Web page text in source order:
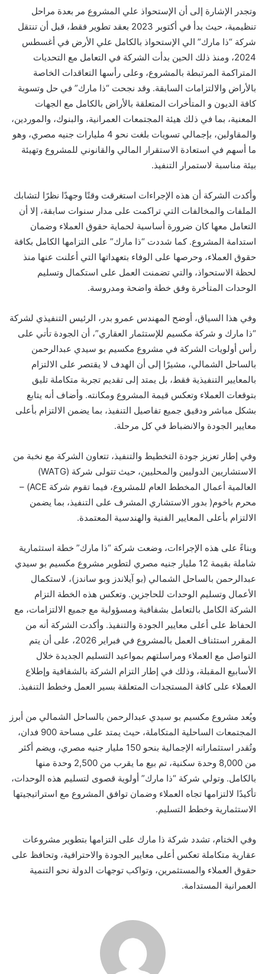
وتجدر الإشارة إلى أن الإستحواذ علي المشروع مر بعدة مراحل
تنظيمية، حيث بدأ في أكتوبر 2023 بعقد تطوير فقط، قبل أن تنتقل
شركة “ذا مارك” الي الإستحواذ بالكامل علي الأرض في أغسطس
2024، ومنذ ذلك الحين بدأت الشركة في التعامل مع التحديات
المتراكمة المرتبطة بالمشروع، وعلى رأسها التعاقدات الخاصة
بالأراض والالتزامات السابقة. وقد نجحت “ذا مارك” في حل وتسوية
كافة الديون و المتأخرات المتعلقة بالأراض بالكامل مع الجهات
المعنية، بما في ذلك هيئة المجتمعات العمرانية، والبنوك، والموردين،
والمقاولين، بإجمالي تسويات بلغت نحو 4 مليارات جنيه مصري، وهو
ما أسهم في استعادة الاستقرار المالي والقانوني للمشروع وتهيئة
بيئة مناسبة لاستمرار التنفيذ.
وأكدت الشركة أن هذه الإجراءات استغرقت وقتًا وجهدًا نظرًا لتشابك
الملفات والمخالفات التي تراكمت على مدار سنوات سابقة، إلا أن
التعامل معها كان ضرورة أساسية لحماية حقوق العملاء وضمان
استدامة المشروع. كما شددت “ذا مارك” على التزامها الكامل بكافة
حقوق العملاء، وحرصها على الوفاء بتعهداتها التي أعلنت عنها منذ
لحظة الاستحواذ، والتي تضمنت العمل على استكمال وتسليم
الوحدات المتأخرة وفق خطة واضحة ومدروسة.
وفي هذا السياق، أوضح المهندس عمرو بدر، الرئيس التنفيذي لشركة
“ذا مارك و شركة مكسيم للإستثمار العقاري”، أن الجودة تأتي على
رأس أولويات الشركة في مشروع مكسيم بو سيدي عبدالرحمن
بالساحل الشمالي، مشيرًا إلى أن الهدف لا يقتصر على الالتزام
بالمعايير التنفيذية فقط، بل يمتد إلى تقديم تجربة متكاملة تليق
بتوقعات العملاء وتعكس قيمة المشروع ومكانته. وأضاف أنه يتابع
بشكل مباشر ودقيق جميع تفاصيل التنفيذ، بما يضمن الالتزام بأعلى
معايير الجودة والانضباط في كل مرحلة.
وفي إطار تعزيز جودة التخطيط والتنفيذ، تتعاون الشركة مع نخبة من
الاستشاريين الدوليين والمحليين، حيث تتولى شركة (WATG)
العالمية أعمال المخطط العام للمشروع، فيما تقوم شركة ACE) –
محرم باخوم( بدور الاستشاري المشرف على التنفيذ، بما يضمن
الالتزام بأعلى المعايير الفنية والهندسية المعتمدة.
وبناءً على هذه الإجراءات، وضعت شركة “ذا مارك” خطة استثمارية
شاملة بقيمة 12 مليار جنيه مصري لتطوير مشروع مكسيم بو سيدي
عبدالرحمن بالساحل الشمالي (بو آيلاندز وبو ساندز)، لاستكمال
الأعمال وتسليم الوحدات للحاجزين. وتعكس هذه الخطة التزام
الشركة الكامل بالتعامل بشفافية ومسؤولية مع جميع الالتزامات، مع
الحفاظ على أعلى معايير الجودة والتنفيذ. وأكدت الشركة أنه من
المقرر استئناف العمل بالمشروع في فبراير 2026، على أن يتم
التواصل مع العملاء ومراسلتهم بمواعيد التسليم الجديدة خلال
الأسابيع المقبلة، وذلك في إطار التزام الشركة بالشفافية وإطلاع
العملاء على كافة المستجدات المتعلقة بسير العمل وخطط التنفيذ.
ويُعد مشروع مكسيم بو سيدي عبدالرحمن بالساحل الشمالي من أبرز
المجتمعات الساحلية المتكاملة، حيث يمتد على مساحة 900 فدان،
وتُقدر استثماراته الإجمالية بنحو 150 مليار جنيه مصري، ويضم أكثر
من 8,000 وحدة سكنية، تم بيع ما يقرب من 2,500 وحدة منها
بالكامل. وتولي شركة “ذا مارك” أولوية قصوى لتسليم هذه الوحدات،
تأكيدًا لالتزامها تجاه العملاء وضمان توافق المشروع مع استراتيجيتها
الاستثمارية وخطط التسليم.
وفي الختام، تشدد شركة ذا مارك على التزامها بتطوير مشروعات
عقارية متكاملة تعكس أعلى معايير الجودة والاحترافية، وتحافظ على
حقوق العملاء والمستثمرين، وتواكب توجهات الدولة نحو التنمية
العمرانية المستدامة.